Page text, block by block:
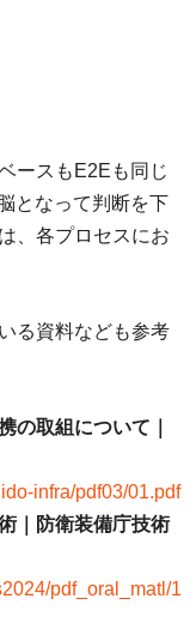
ースもE2Eも同じ
となって判断を下
、各プロセスにお
る資料なども参考
の取組について｜
infra/pdf03/01.pdf
｜防衛装備庁技術
pdf_oral_matl/1